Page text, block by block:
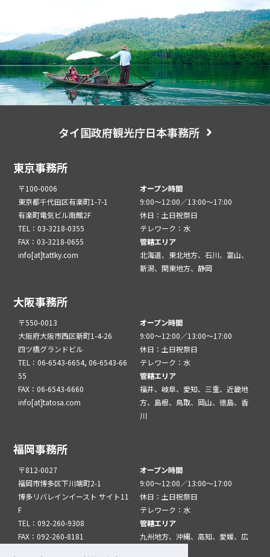
タイ国政府観光庁日本事務所
東京事務所
〒100-0006
東京都千代田区有楽町1-7-1
有楽町電気ビル南館2F
TEL：03-3218-0355
FAX：03-3218-0655
info[at]tattky.com
オープン時間
9:00～12:00／13:00～17:00
休日：土日祝祭日
テレワーク：水
管轄エリア
北海道、東北地方、石川、富山、
新潟、関東地方、静岡
大阪事務所
〒550-0013
大阪府大阪市西区新町1-4-26
四ツ橋グランドビル
TEL：06-6543-6654, 06-6543-66
55
FAX：06-6543-6660
info[at]tatosa.com
オープン時間
9:00～12:00／13:00～17:00
休日：土日祝祭日
テレワーク：水
管轄エリア
福井、岐阜、愛知、三重、近畿地
方、島根、鳥取、岡山、徳島、香
川
福岡事務所
〒812-0027
福岡市博多区下川端町2-1
博多リバレインイースト サイト11
F
TEL：092-260-9308
FAX：092-260-8181
オープン時間
9:00～12:00／13:00～17:00
休日：土日祝祭日
テレワーク：水
管轄エリア
九州地方、沖縄、高知、愛媛、広